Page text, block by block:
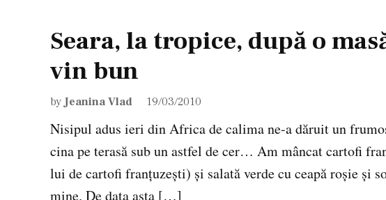
Seara, la tropice, după o
vin bun
by Jeanina Vlad 19/03/2010
Nisipul adus ieri din Africa de calima ne-a dăruit un
cina pe terasă sub un astfel de cer… Am mâncat cartofi
lui de cartofi franţuzeşti) şi salată verde cu ceapă roşie şi
mine. De data asta […]